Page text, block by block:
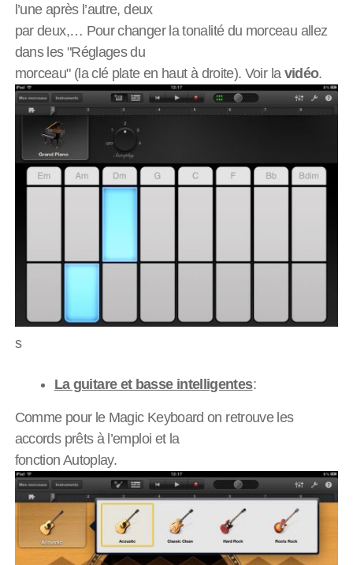
l’une après l’autre, deux
par deux,… Pour changer la tonalité du morceau allez
dans les "Réglages du
morceau" (la clé plate en haut à droite). Voir la vidéo.
s
La guitare et basse intelligentes:
Comme pour le Magic Keyboard on retrouve les
accords prêts à l’emploi et la
fonction Autoplay.